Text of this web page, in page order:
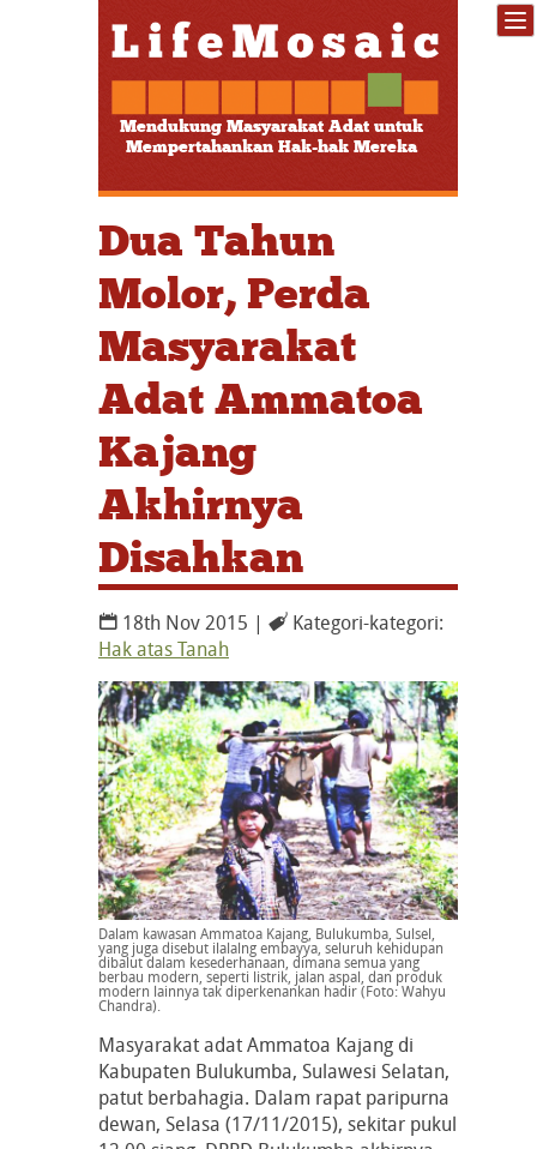
Mendukung Masyarakat Adat untuk
Mempertahankan Hak-hak Mereka
Dua Tahun
Molor, Perda
Masyarakat
Adat Ammatoa
Kajang
Akhirnya
Disahkan
18th Nov 2015 |
Kategori-kategori:
Hak atas Tanah
Dalam kawasan Ammatoa Kajang, Bulukumba, Sulsel,
yang juga disebut ilalalng embayya, seluruh kehidupan
dibalut dalam kesederhanaan, dimana semua yang
berbau modern, seperti listrik, jalan aspal, dan produk
modern lainnya tak diperkenankan hadir (Foto: Wahyu
Chandra).
Masyarakat adat Ammatoa Kajang di
Kabupaten Bulukumba, Sulawesi Selatan,
patut berbahagia. Dalam rapat paripurna
dewan, Selasa (17/11/2015), sekitar pukul